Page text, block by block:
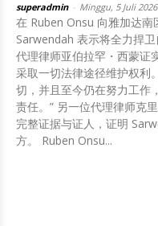
superadmin Minggu, 5 Juli
在 Ruben Onsu 向雅加达南
Sarwendah 表示将全力捍卫自己对
代理律师亚伯拉罕・西蒙证
采取一切法律途径维护权利
切，并且至今仍在努力工作
责任。” 另一位代理律师克里斯・萨姆・西乌也表示，他们将提交
完整证据与证人，证明
方。 Ruben Onsu...